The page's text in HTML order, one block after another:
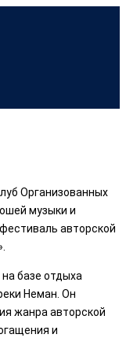
Организованных
музыки и
авторской
базе отдыха
Неман. Он
жанра авторской
и